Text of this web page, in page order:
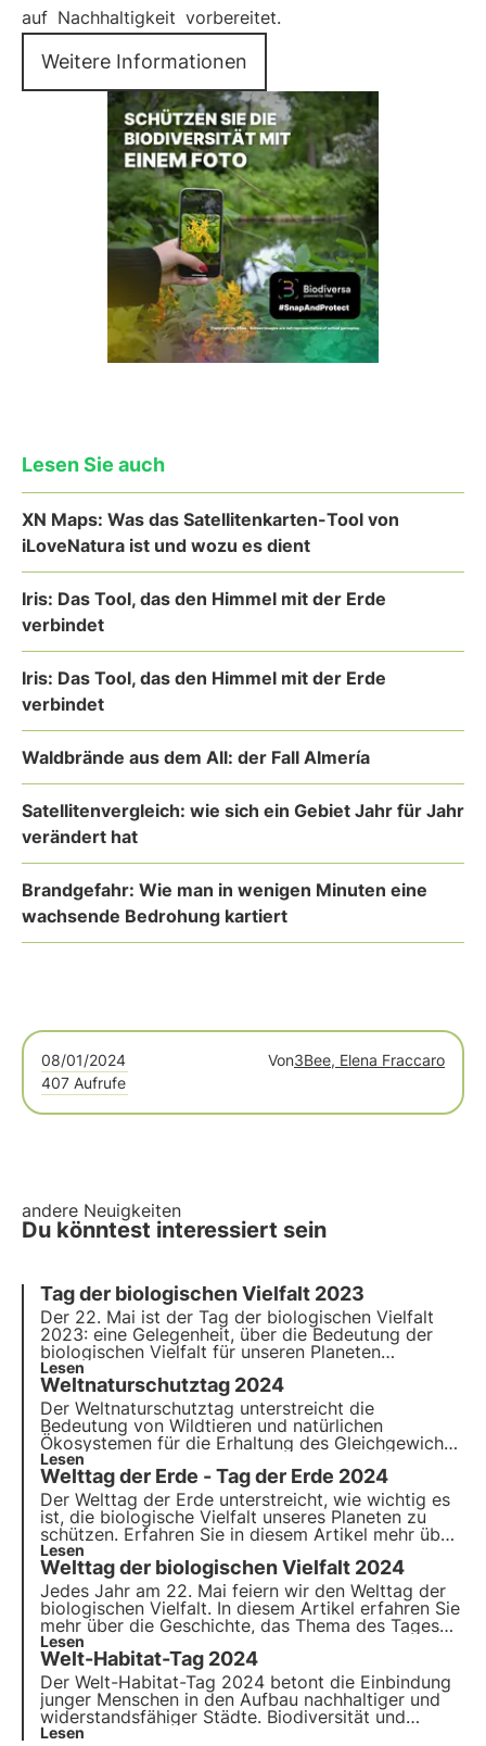
auf Nachhaltigkeit vorbereitet.
Weitere Informationen
Lesen Sie auch
XN Maps: Was das Satellitenkarten-Tool von
iLoveNatura ist und wozu es dient
Iris: Das Tool, das den Himmel mit der Erde
verbindet
Iris: Das Tool, das den Himmel mit der Erde
verbindet
Waldbrände aus dem All: der Fall Almería
Satellitenvergleich: wie sich ein Gebiet Jahr für Jahr
verändert hat
Brandgefahr: Wie man in wenigen Minuten eine
wachsende Bedrohung kartiert
08/01/2024 Von3Bee, Elena Fraccaro
407 Aufrufe
andere Neuigkeiten
Du könntest interessiert sein
Tag der biologischen Vielfalt 2023
Der 22. Mai ist der Tag der biologischen Vielfalt
2023: eine Gelegenheit, über die Bedeutung der
biologischen Vielfalt für unseren Planeten
nachzudenken. Feiern Sie die Vielfalt des Lebens
auf der Erde! Lesen Sie unseren Artikel, um mehr
darüber zu erfahren.
Lesen
Weltnaturschutztag 2024
Der Weltnaturschutztag unterstreicht die
Bedeutung von Wildtieren und natürlichen
Ökosystemen für die Erhaltung des Gleichgewichts
auf unserem Planeten. Erfahren Sie in diesem
Artikel mehr über die Geschichte des
Welttierschutztages, das Thema 2024 und das
Engagement von 3Bee für die Überwachung und
Regeneration der biologischen Vielfalt.
Lesen
Welttag der Erde - Tag der Erde 2024
Der Welttag der Erde unterstreicht, wie wichtig es
ist, die biologische Vielfalt unseres Planeten zu
schützen. Erfahren Sie in diesem Artikel mehr über
die Geschichte des Earth Day, das Thema 2024
und das Engagement von 3Bee für die
Überwachung und den Schutz bestäubender
Insekten.
Lesen
Welttag der biologischen Vielfalt 2024
Jedes Jahr am 22. Mai feiern wir den Welttag der
biologischen Vielfalt. In diesem Artikel erfahren Sie
mehr über die Geschichte, das Thema des Tages
2024 und das Engagement von 3Bee für die
Überwachung, den Schutz und die Regeneration
der biologischen Vielfalt.
Lesen
Welt-Habitat-Tag 2024
Der Welt-Habitat-Tag 2024 betont die Einbindung
junger Menschen in den Aufbau nachhaltiger und
widerstandsfähiger Städte. Biodiversität und
Technologie spielen dabei eine Schlüsselrolle. In
Lesen